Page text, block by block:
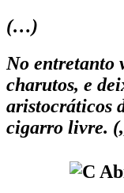
(…)
No entretanto
charutos, e
aristocráticos
cigarro livre.